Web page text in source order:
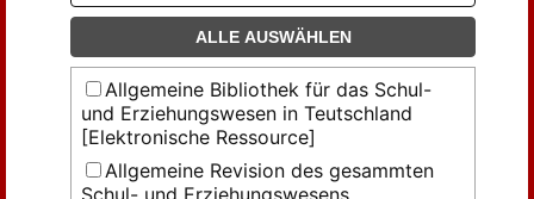
ALLE AUSWÄHLEN
Allgemeine Bibliothek für das Schul-
und Erziehungswesen in Teutschland
[Elektronische Ressource]
Allgemeine Revision des gesammten
Schul- und Erziehungswesens